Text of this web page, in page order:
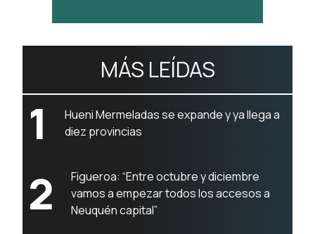
MÁS LEÍDAS
1
Hueni Mermeladas se expande y ya llega a
diez provincias
2
Figueroa: “Entre octubre y diciembre
vamos a empezar todos los accesos a
Neuquén capital”